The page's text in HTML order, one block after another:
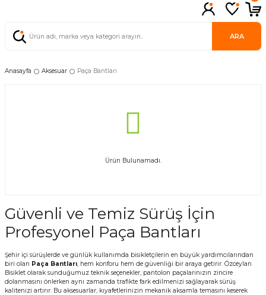
ARA
Anasayfa Aksesuar Paça Bantları
Ürün Bulunamadı.
Güvenli ve Temiz Sürüş İçin
Profesyonel Paça Bantları
Şehir içi sürüşlerde ve günlük kullanımda bisikletçilerin en büyük yardımcılarından
biri olan Paça Bantları, hem konforu hem de güvenliği bir araya getirir. Özceylan
Bisiklet olarak sunduğumuz teknik seçenekler, pantolon paçalarınızın zincire
dolanmasını önlerken aynı zamanda trafikte fark edilmenizi sağlayarak sürüş
kalitenizi artırır. Bu aksesuarlar, kıyafetlerinizin mekanik aksamla temasını keserek